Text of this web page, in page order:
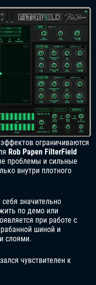
ограничиваются
Rob Papen FilterField
проблемы и сильные
внутри плотного
значительно
по демо или
при работе с
шиной и
слоями.
чувствителен к